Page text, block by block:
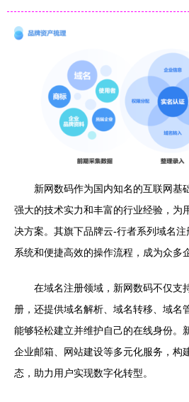
新网数码作为国内知名的互联网基
强大的技术实力和丰富的行业经验，为
决方案。其旗下品牌云-行者系列域名
系统和便捷高效的操作流程，成为众多
在域名注册领域，新网数码不仅支
册，还提供域名解析、域名转移、域名
能够轻松建立并维护自己的在线身份。
企业邮箱、网站建设等多元化服务，构
态，助力用户实现数字化转型。